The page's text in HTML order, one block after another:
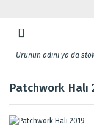
Patchwork Halı